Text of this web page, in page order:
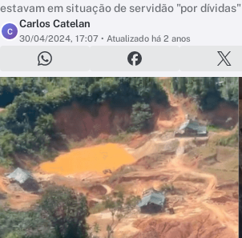
estavam em situação de servidão "por dívidas"
C
Carlos Catelan
30/04/2024, 17:07 • Atualizado há 2 anos